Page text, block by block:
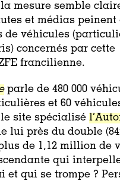
mesure semble
et médias peinent
de véhicules
concernés par cette
francilienne.
parle de 480 000
et 60
site spécialisé
lui près du double
de 1,12 million de
qui
et qui se trompe ?